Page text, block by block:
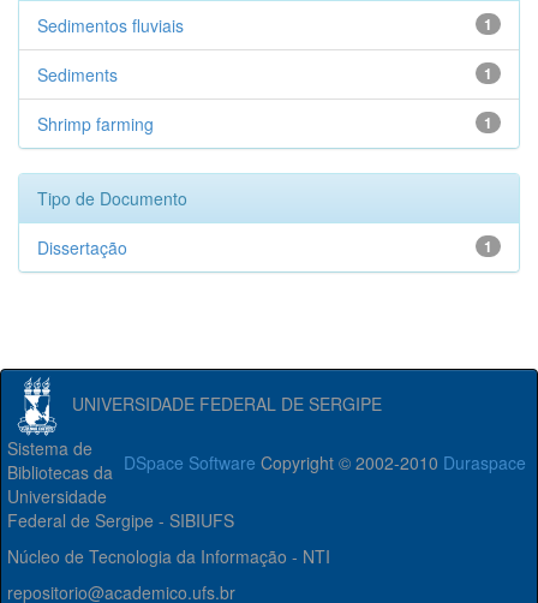
1
Sedimentos fluviais
1
Sediments
1
Shrimp farming
Tipo de Documento
1
Dissertação
UNIVERSIDADE FEDERAL DE SERGIPE
DSpace Software Copyright © 2002-2010 Duraspace
Sistema de
Bibliotecas da
Universidade
Federal de Sergipe - SIBIUFS
Núcleo de Tecnologia da Informação - NTI
repositorio@academico.ufs.br